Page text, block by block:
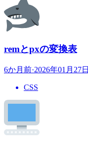
remとpxの変換表
6か月前·2026年01月27日
CSS